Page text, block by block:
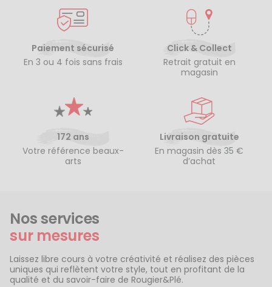
Paiement sécurisé
En 3 ou 4 fois sans frais
Click & Collect
Retrait gratuit en
magasin
172 ans
Votre référence beaux-
arts
Livraison gratuite
En magasin dès 35 €
d’achat
Nos services
sur mesures
Laissez libre cours à votre créativité et réalisez des pièces
uniques qui reflètent votre style, tout en profitant de la
qualité et du savoir-faire de Rougier&Plé.